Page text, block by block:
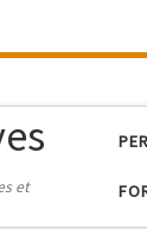
et